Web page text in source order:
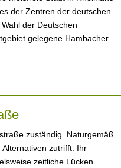
der Zentren der deutschen
der Deutschen
gelegene Hambacher
zuständig. Naturgemäß
zutrifft. Ihr
zeitliche Lücken